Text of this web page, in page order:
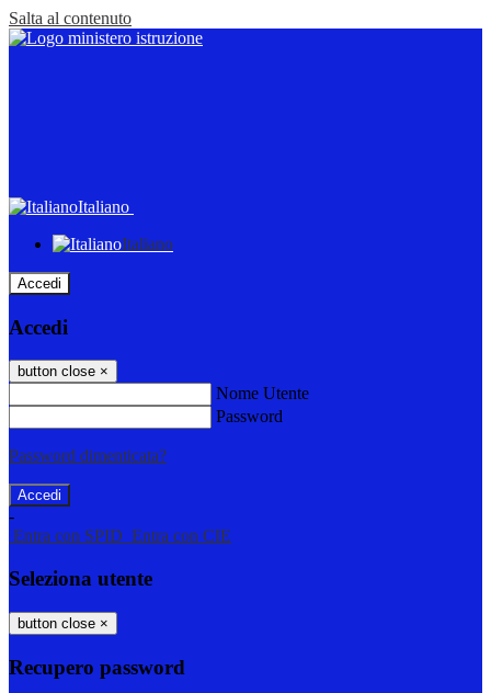
Salta al contenuto
Italiano
Italiano
Accedi
Accedi
button close ×
Nome Utente
Password
Password dimenticata?
-
Entra con SPID Entra con CIE
Seleziona utente
button close ×
Recupero password